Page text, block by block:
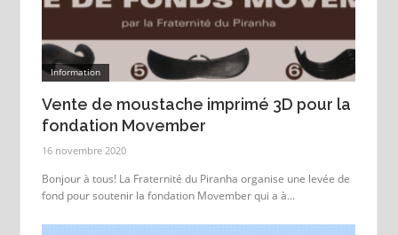
Information
Vente de moustache imprimé 3D pour la
fondation Movember
16 novembre 2020
Bonjour à tous! La Fraternité du Piranha organise une levée de
fond pour soutenir la fondation Movember qui a à...